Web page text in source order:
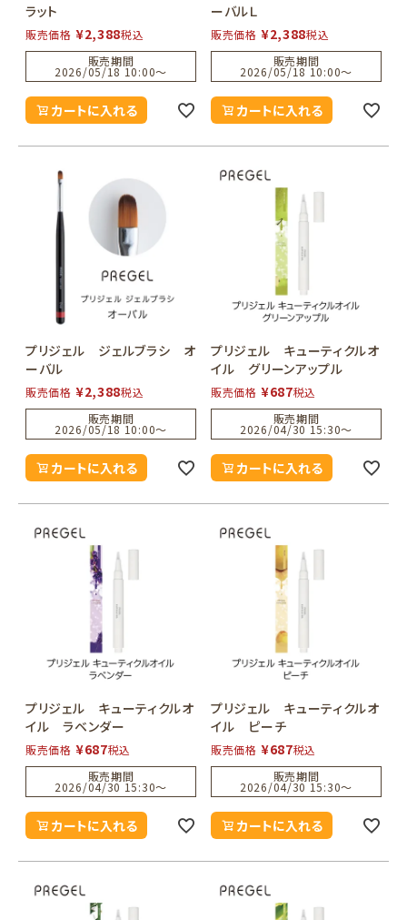
ラット
販売価格 ¥2,388税込
販売期間
2026/05/18 10:00〜
カートに入れる
ーバルＬ
販売価格 ¥2,388税込
販売期間
2026/05/18 10:00〜
カートに入れる
プリジェル ジェルブラシ オ
ーバル
販売価格 ¥2,388税込
販売期間
2026/05/18 10:00〜
カートに入れる
プリジェル キューティクルオ
イル グリーンアップル
販売価格 ¥687税込
販売期間
2026/04/30 15:30〜
カートに入れる
プリジェル キューティクルオ
イル ラベンダー
販売価格 ¥687税込
販売期間
2026/04/30 15:30〜
カートに入れる
プリジェル キューティクルオ
イル ピーチ
販売価格 ¥687税込
販売期間
2026/04/30 15:30〜
カートに入れる